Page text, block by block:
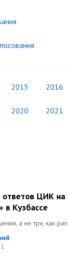
2015 2016
2020 2021
ответов ЦИК
в Кузбассе
а не три, как